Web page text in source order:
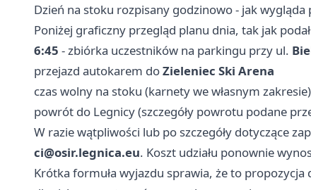
Dzień na stoku rozpisany godzinowo - jak wygląda
Poniżej graficzny przegląd planu dnia, tak jak
6:45 - zbiórka uczestników na parkingu przy ul.
przejazd autokarem doZieleniec Ski Arena
czas wolny na stoku (karnety we własnym zakresie)
powrót do Legnicy (szczegóły powrotu podane
W razie wątpliwości lub po szczegóły dotyczące
ci@osir.legnica.eu. Koszt udziału ponownie
Krótka formuła wyjazdu sprawia, że to